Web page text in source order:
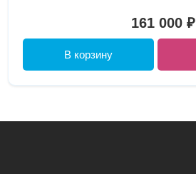
161 000 ₽
В корзину